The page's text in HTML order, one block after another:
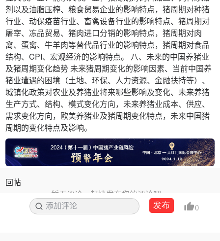
剂以及油脂压榨、粮食贸易企业的影响特点，猪周期对种猪
行业、动保疫苗行业、畜禽设备行业的影响特点、猪周期对
屠宰、冻品贸易、猪肉进口分销的影响特点，猪周期对肉
禽、蛋禽、牛羊肉等替代品行业的影响特点，猪周期对食品
结构、CPI、宏观经济的影响特点。 八、未来的中国养猪业
及猪周期变化趋势 未来猪周期变化的影响因素、当前中国养
猪业遭遇的困境（土地、环保、人力资源、金融扶持等）、
城镇化政策对农业及养猪业将来哪些影响及变化、未来养猪
生产方式、结构、模式变化方向，未来养猪业成本、供应、
需求变化方向，欧美养猪业及猪周期变化特点，未来中国猪
周期的变化特点及影响。
回帖
暂无评论，赶快发布您的评论吧。
添加评论 搜索发布 0